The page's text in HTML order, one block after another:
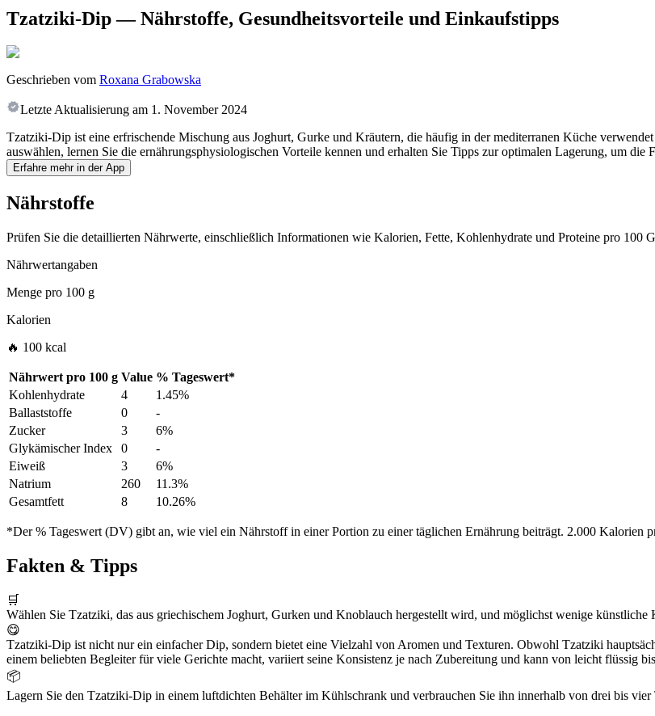
Tzatziki-Dip — Nährstoffe, Gesundheitsvorteile und Einkaufstipps
Geschrieben vom Roxana Grabowska
Letzte Aktualisierung am 1. November 2024
Tzatziki-Dip ist eine erfrischende Mischung aus Joghurt, Gurke und Kräutern, die häufig in der mediterranen Küche
auswählen, lernen Sie die ernährungsphysiologischen Vorteile kennen und erhalten Sie Tipps zur optimalen Lagerung, um die
Erfahre mehr in der App
Nährstoffe
Prüfen Sie die detaillierten Nährwerte, einschließlich Informationen wie Kalorien, Fette, Kohlenhydrate und Proteine pro 100
Nährwertangaben
Menge pro 100 g
Kalorien
🔥 100 kcal
Nährwert pro 100 g Value % Tageswert*
Kohlenhydrate
4
1.45%
Ballaststoffe
0
-
Zucker
3
6%
Glykämischer Index
0
-
Eiweiß
3
6%
Natrium
260
11.3%
Gesamtfett
8 10.26%
*Der % Tageswert (DV) gibt an, wie viel ein Nährstoff in einer Portion zu einer täglichen Ernährung beiträgt. 2.000 Kalorien
Fakten & Tipps
🛒
Wählen Sie Tzatziki, das aus griechischem Joghurt, Gurken und Knoblauch hergestellt wird, und möglichst wenige künstliche
😋
Tzatziki-Dip ist nicht nur ein einfacher Dip, sondern bietet eine Vielzahl von Aromen und Texturen. Obwohl Tzatziki
einem beliebten Begleiter für viele Gerichte macht, variiert seine Konsistenz je nach Zubereitung und kann von leicht flüssig
📦
Lagern Sie den Tzatziki-Dip in einem luftdichten Behälter im Kühlschrank und verbrauchen Sie ihn innerhalb von drei bis vier